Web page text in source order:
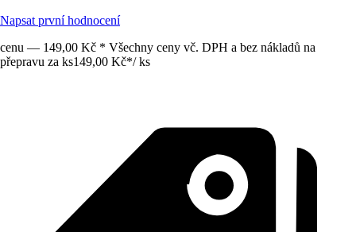
Napsat první hodnocení
cenu — 149,00 Kč * Všechny ceny vč. DPH a bez nákladů na
přepravu za ks149,00 Kč*/ ks